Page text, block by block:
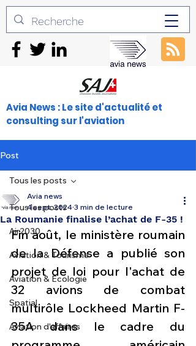
Avia News : Le site d'actualité et
consulting sur l'aviation
Post
Tous les posts
Air2030
Aviation & Tourisme
Aviation & Ecologie
Spatial
Aviation d'affaires
Tous les posts
La Roumanie finalise l’achat de F-35 !
Avia news
4 sept. 2024 3 min de lecture
Fin août, le ministère roumain
de la Défense a publié son
projet de loi pour l'achat de
32 avions de combat
multirôle Lockheed Martin F-
35A dans le cadre du